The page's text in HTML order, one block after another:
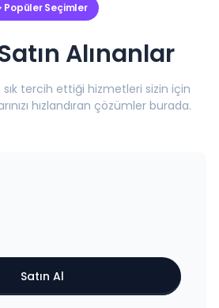
Popüler Seçimler
Alınanlar
sık tercih ettiği hizmetleri sizin için
hızlandıran çözümler burada.
Satın Al